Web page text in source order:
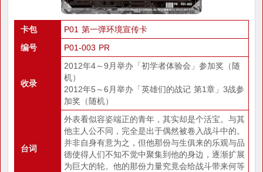
卡包
P01 第一弹环境宣传卡
编号
P01-003 PR
收录
2012年4～9月举办「初学者体验会」参加奖（随
机）
2012年5～6月举办「英雄们的战记 第1章」3战参
加奖（随机）
台词
外表看似容姿端正的青年，其实却是个活宝。与其
他主人公不同，完全是出于偶然被卷入战斗中的。
并非自身有意为之，但他那份与生俱来的乐观与品
德使得人们不知不觉中聚集到他的身边，逐渐扩展
为巨大的轮。他的那份力量究竟会给战斗带来何等